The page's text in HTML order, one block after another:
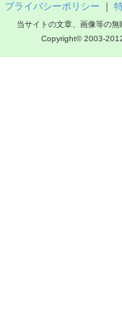
プライバシーポリシー
当サイトの文章、画像等の
Copyright© 2003-